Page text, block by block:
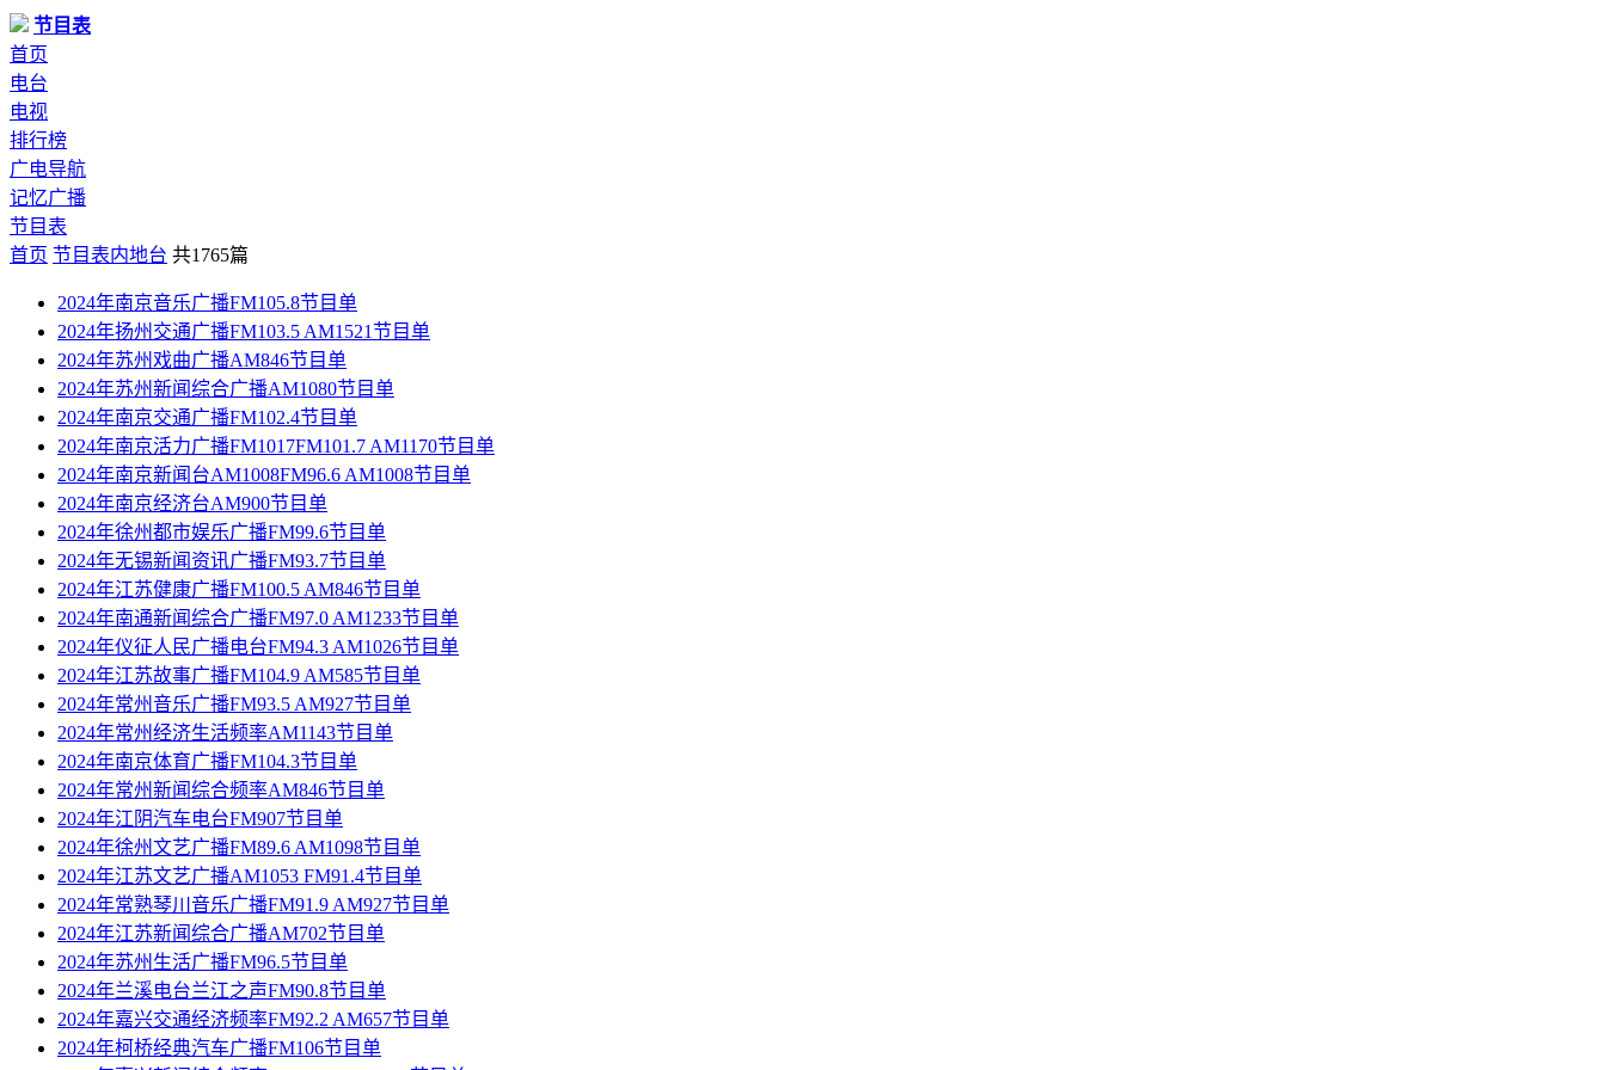
节目表
首页
电台
电视
排行榜
广电导航
记忆广播
节目表
首页 节目表内地台 共1765篇
2024年南京音乐广播FM105.8节目单
2024年扬州交通广播FM103.5 AM1521节目单
2024年苏州戏曲广播AM846节目单
2024年苏州新闻综合广播AM1080节目单
2024年南京交通广播FM102.4节目单
2024年南京活力广播FM1017FM101.7 AM1170节目单
2024年南京新闻台AM1008FM96.6 AM1008节目单
2024年南京经济台AM900节目单
2024年徐州都市娱乐广播FM99.6节目单
2024年无锡新闻资讯广播FM93.7节目单
2024年江苏健康广播FM100.5 AM846节目单
2024年南通新闻综合广播FM97.0 AM1233节目单
2024年仪征人民广播电台FM94.3 AM1026节目单
2024年江苏故事广播FM104.9 AM585节目单
2024年常州音乐广播FM93.5 AM927节目单
2024年常州经济生活频率AM1143节目单
2024年南京体育广播FM104.3节目单
2024年常州新闻综合频率AM846节目单
2024年江阴汽车电台FM907节目单
2024年徐州文艺广播FM89.6 AM1098节目单
2024年江苏文艺广播AM1053 FM91.4节目单
2024年常熟琴川音乐广播FM91.9 AM927节目单
2024年江苏新闻综合广播AM702节目单
2024年苏州生活广播FM96.5节目单
2024年兰溪电台兰江之声FM90.8节目单
2024年嘉兴交通经济频率FM92.2 AM657节目单
2024年柯桥经典汽车广播FM106节目单